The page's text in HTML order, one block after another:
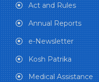
Act and Rules
Annual Reports
e-Newsletter
Kosh Patrika
Medical Assistance